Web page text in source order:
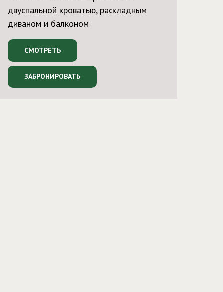
двуспальной кроватью, раскладным
диваном и балконом
СМОТРЕТЬ
ЗАБРОНИРОВАТЬ